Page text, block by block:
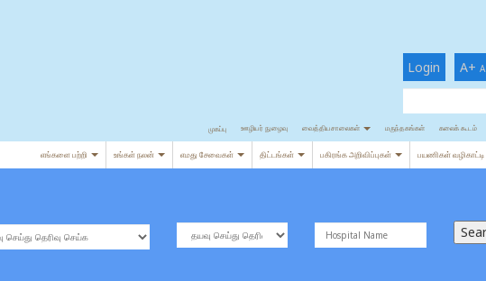
Login A+ A
முகப்பு ஊழியர் நுழைவு வைத்தியசாலைகள் மருந்தகங்கள் கலைக் கூடம்
எங்களை பற்றி உங்கள் நலன் எமது சேவைகள் திட்டங்கள் பகிரங்க அறிவிப்புகள் பயணிகள் வழிகாட்டி